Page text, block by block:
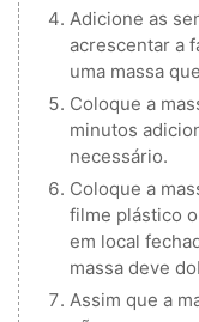
Adicione as
acrescentar a
uma massa
Coloque a
minutos
necessário.
Coloque a
filme plástico
em local
massa deve
Assim que a